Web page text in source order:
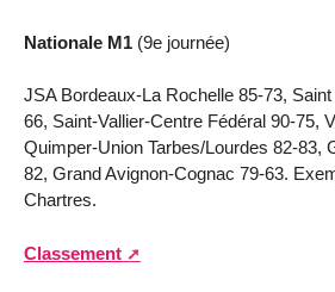
Nationale M1 (9e journée)
JSA Bordeaux-La Rochelle 85-73,
66, Saint-Vallier-Centre Fédéral 90-75,
Quimper-Union Tarbes/Lourdes 82-83,
82, Grand Avignon-Cognac 79-63.
Chartres.
Classement